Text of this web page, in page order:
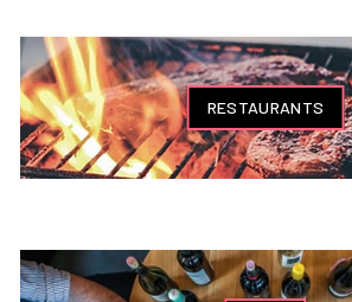
RESTAURANTS